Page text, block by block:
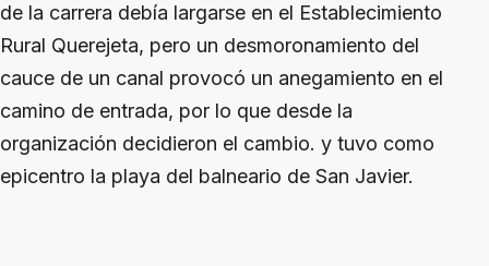
de la carrera debía largarse en el Establecimiento
Rural Querejeta, pero un desmoronamiento del
cauce de un canal provocó un anegamiento en el
camino de entrada, por lo que desde la
organización decidieron el cambio. y tuvo como
epicentro la playa del balneario de San Javier.